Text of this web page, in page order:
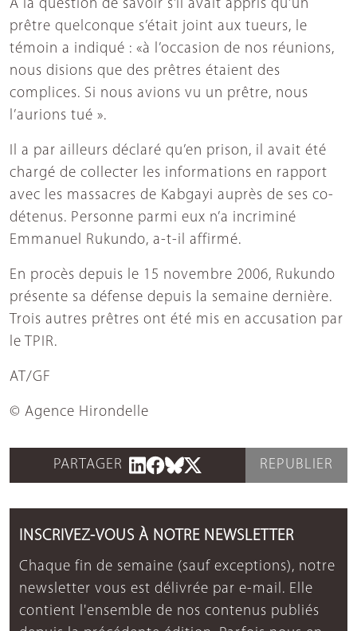
A la question de savoir s’il avait appris qu’un
prêtre quelconque s’était joint aux tueurs, le
témoin a indiqué : «à l’occasion de nos réunions,
nous disions que des prêtres étaient des
complices. Si nous avions vu un prêtre, nous
l’aurions tué ».
Il a par ailleurs déclaré qu’en prison, il avait été
chargé de collecter les informations en rapport
avec les massacres de Kabgayi auprès de ses co-
détenus. Personne parmi eux n’a incriminé
Emmanuel Rukundo, a-t-il affirmé.
En procès depuis le 15 novembre 2006, Rukundo
présente sa défense depuis la semaine dernière.
Trois autres prêtres ont été mis en accusation par
le TPIR.
AT/GF
© Agence Hirondelle
PARTAGER REPUBLIER
INSCRIVEZ-VOUS À NOTRE NEWSLETTER
Chaque fin de semaine (sauf exceptions), notre
newsletter vous est délivrée par e-mail. Elle
contient l'ensemble de nos contenus publiés